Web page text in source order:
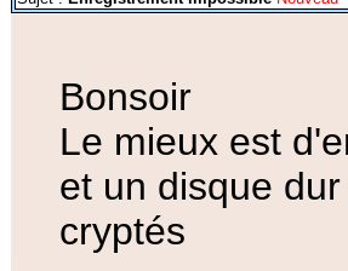
Bonsoir
Le mieux est
et un disque
cryptés